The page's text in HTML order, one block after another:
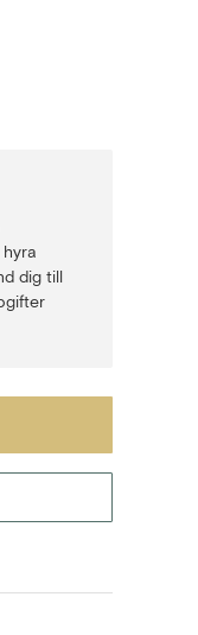
dig till